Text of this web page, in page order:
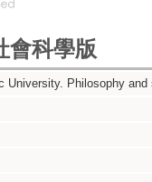
會科學版
University. Philosophy